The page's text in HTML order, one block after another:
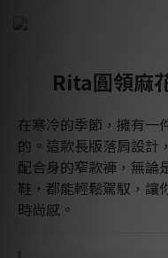
Rita圓領麻
在寒冷的季節，擁有一
的。這款長版落肩設計
配合身的窄款褲，無論
鞋，都能輕鬆駕馭，讓
時尚感。